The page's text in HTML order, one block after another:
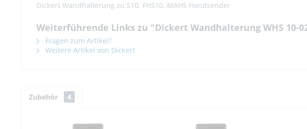
Dickert Wandhalterung zu S10, FHS10, MAHS Handsender
Weiterführende Links zu "Dickert Wandhalterung WHS 10-
Fragen zum Artikel?
Weitere Artikel von Dickert
Zubehör 4